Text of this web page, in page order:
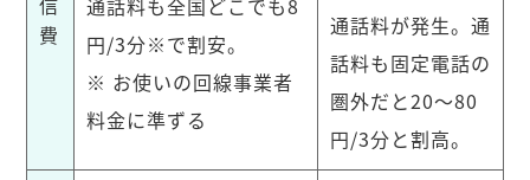
費
円/3分※で割安。
※ お使いの回線事業者
料金に準ずる
通話料が発生。通
話料も固定電話の
圏外だと20〜80
円/3分と割高。